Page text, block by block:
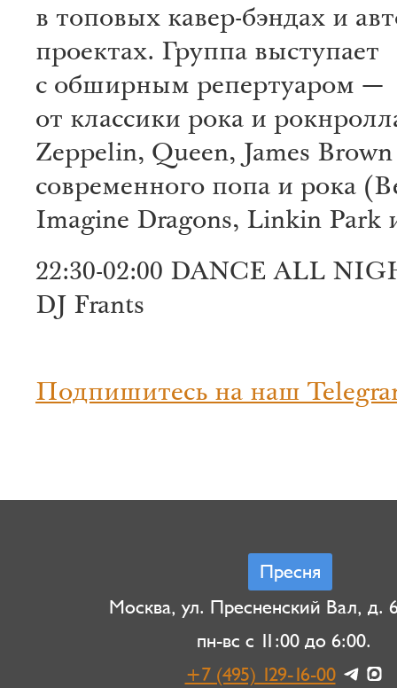
в топовых кавер-бэндах и
проектах. Группа выступает
с обширным репертуаром —
от классики рока и
Zeppelin, Queen, James
современного попа и рока
Imagine Dragons, Linkin Park
22:30-02:00 DANCE ALL
DJ Frants
Подпишитесь на наш
Пресня
Москва, ул. Пресненский Вал, д.
пн-вс с 11:00 до 6:00.
+7 (495) 129-16-00